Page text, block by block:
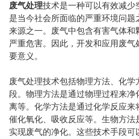
废气处理技术是一种可以有效减少
是当今社会所面临的严重环境问
来源之一。废气中包含有害气体
严重危害。因此，开发和应用废
要意义。
废气处理技术包括物理方法、化
段。物理方法是通过物理过程来
离等。化学方法是通过化学反应
催化氧化、吸收反应等。生物方法
实现废气的净化。这些技术手段